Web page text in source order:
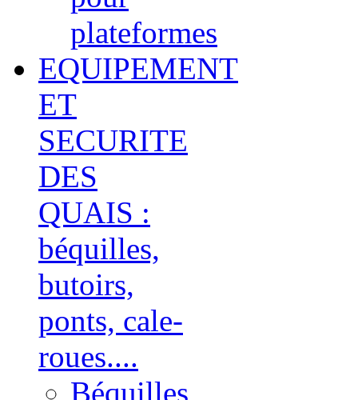
plateformes
EQUIPEMENT
ET
SECURITE
DES
QUAIS :
béquilles,
butoirs,
ponts, cale-
roues....
Béquilles